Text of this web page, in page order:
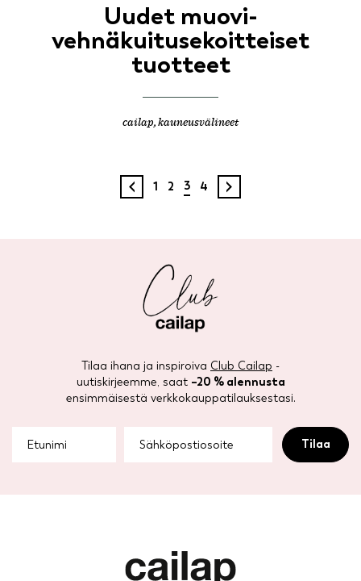
Uudet muovi-
vehnäkuitusekoitteiset
tuotteet
cailap, kauneusvälineet
Artikkelien
1 2 3 4
Tilaa ihana ja inspiroiva Club Cailap -
uutiskirjeemme, saat –20 % alennusta
ensimmäisestä verkkokauppatilauksestasi.